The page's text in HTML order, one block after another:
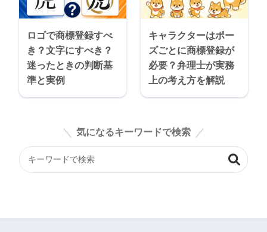
ロゴで商標登録すべ
き？文字にすべき？
迷ったときの判断基
準と実例
キャラクターはポー
ズごとに商標登録が
必要？弁理士が実務
上の考え方を解説
気になるキーワードで検索